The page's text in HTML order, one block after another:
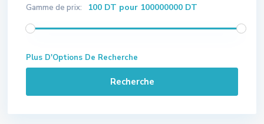
Gamme de prix: 100 DT pour 100000000 DT
Plus D'Options De Recherche
Recherche